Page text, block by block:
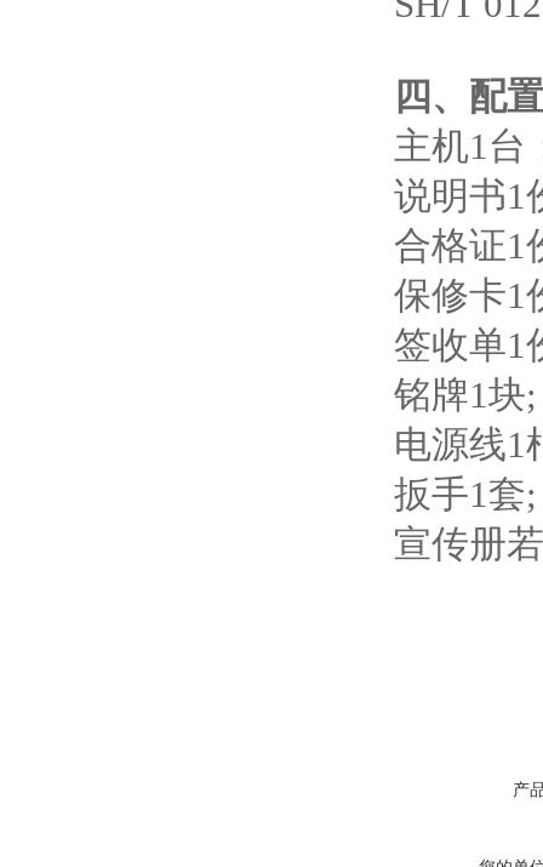
四、配
主机1台
说明书1
合格证1
保修卡1
签收单1
铭牌1块;
电源线1
扳手1套;
宣传册
产